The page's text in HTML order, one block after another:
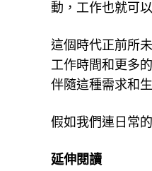
動，工作也就可
這個時代正前所
工作時間和更多
伴隨這種需求和
假如我們連日常
延伸閱讀